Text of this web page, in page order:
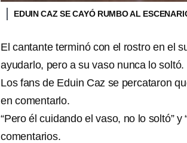
EDUIN CAZ SE CAYÓ RUMBO AL
El cantante terminó con el rostro en el
ayudarlo, pero a su vaso nunca lo soltó.
Los fans de Eduin Caz se percataron
en comentarlo.
“Pero él cuidando el vaso, no lo soltó”
comentarios.